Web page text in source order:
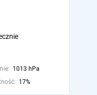
1013 hPa
17%